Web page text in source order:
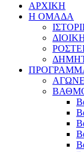
ΑΡΧΙΚΗ
Η ΟΜΑΔΑ